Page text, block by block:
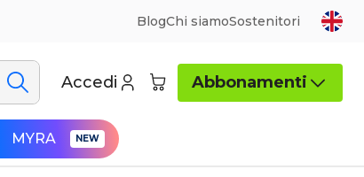
BlogChi siamoSostenitori
Accedi Abbonamenti
MYRA